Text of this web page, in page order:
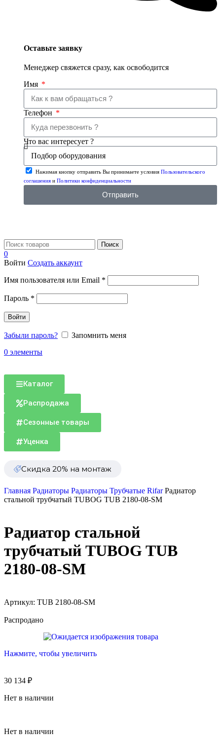
Оставьте заявку
Менеджер свяжется сразу, как освободится
Имя
Телефон
Что вас интересует ?
Нажимая кнопку отправить Вы принимаете условия Пользовательского
соглашения и Политики конфиденциальности
Отправить
Поиск
0
Войти Создать аккаунт
Имя пользователя или Email *
Пароль *
Войти
Забыли пароль?
Запомнить меня
0 элементы
Каталог
Распродажа
Сезонные товары
Уценка
Скидка 20% на монтаж
Главная Радиаторы Радиаторы Трубчатые RifarРадиатор
стальной трубчатый TUBOG TUB 2180-08-SM
Радиатор стальной
трубчатый TUBOG TUB
2180-08-SM
Артикул: TUB 2180-08-SM
Распродано
Нажмите, чтобы увеличить
30 134 ₽
Нет в наличии
Нет в наличии